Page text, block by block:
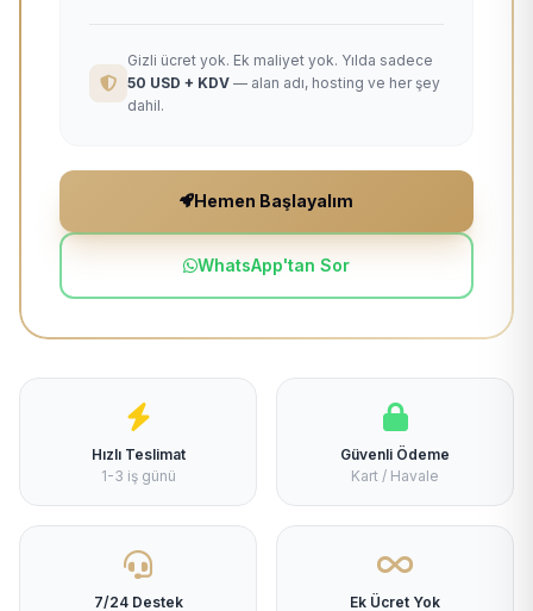
Gizli ücret yok. Ek maliyet yok. Yılda sadece
50 USD + KDV — alan adı, hosting ve her şey
dahil.
Hemen Başlayalım
WhatsApp'tan Sor
Hızlı Teslimat
1-3 iş günü
Güvenli Ödeme
Kart / Havale
7/24 Destek
Ek Ücret Yok